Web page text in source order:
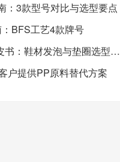
：3款型号对比与选型要点
BFS工艺4款牌号
2026年EVA 7350M采购白皮书：鞋材发泡与垫圈选型指南
户提供PP原料替代方案